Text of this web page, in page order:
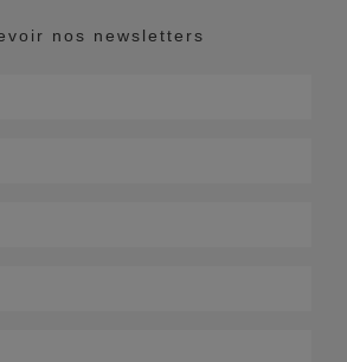
nos newsletters